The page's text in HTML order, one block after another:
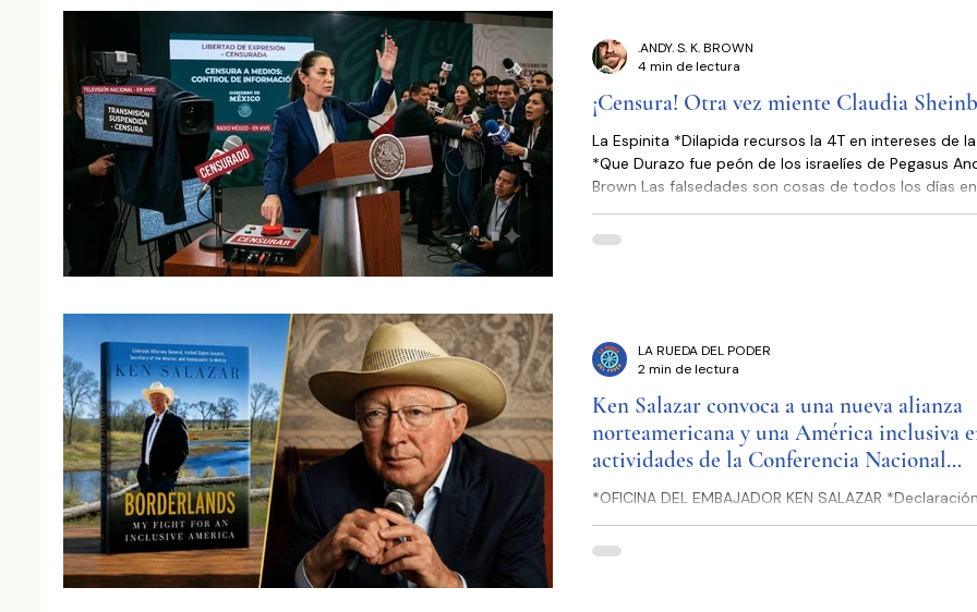
¡Censura! Otra vez miente Claudia
La Espinita *Dilapida recursos la 4T en intereses de
*Que Durazo fue peón de los israelíes de Pegasus Andy S. K.
Brown Las falsedades son cosas de todos los días
mentiñeras de la señora Claudia Sheinbaum. Ahora
que los “lineamientos” que el gobiernito de la 4T ha
.ANDY. S. K. BROWN
4 min de lectura
Ken Salazar convoca a una nueva alianza
norteamericana y una América inclusiva
actividades de la Conferencia Nacional
UNIDOSUS1
*OFICINA DEL EMBAJADOR KEN SALAZAR
secretario Ken Salazar tras una charla junto a la
la Conferencia Nacional UNIDOSUS 29 de julio de
LA RUEDA DEL PODER
2 min de lectura